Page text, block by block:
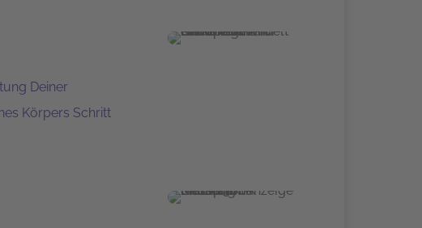
Deiner
Körpers Schritt